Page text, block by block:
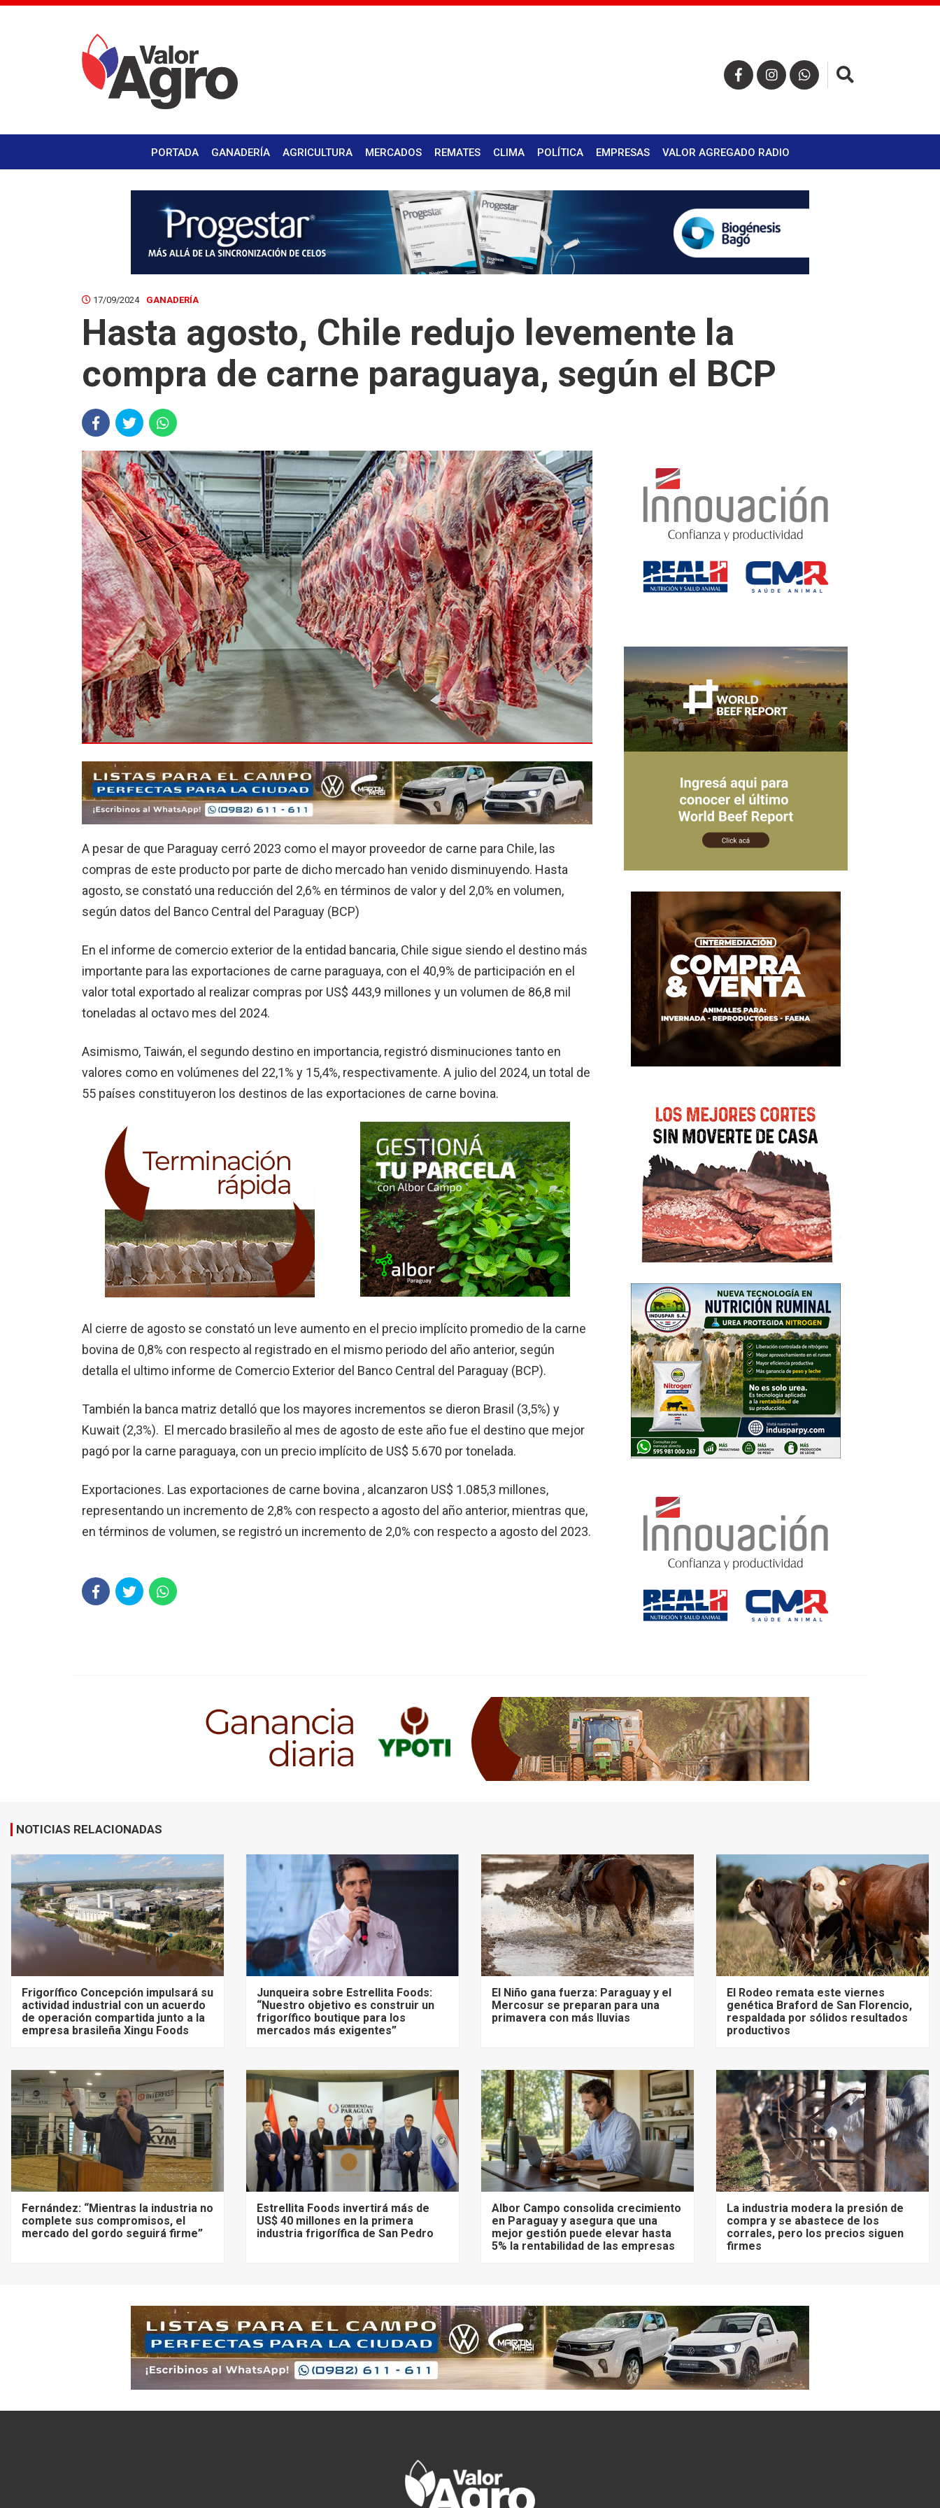
PORTADA GANADERÍA AGRICULTURA MERCADOS REMATES CLIMA POLÍTICA EMPRESAS VALOR AGREGADO RADIO
17/09/2024 GANADERÍA
Hasta agosto, Chile redujo levemente la
compra de carne paraguaya, según el BCP
A pesar de que Paraguay cerró 2023 como el mayor proveedor de carne para Chile, las
compras de este producto por parte de dicho mercado han venido disminuyendo. Hasta
agosto, se constató una reducción del 2,6% en términos de valor y del 2,0% en volumen,
según datos del Banco Central del Paraguay (BCP)
En el informe de comercio exterior de la entidad bancaria, Chile sigue siendo el destino más
importante para las exportaciones de carne paraguaya, con el 40,9% de participación en el
valor total exportado al realizar compras por US$ 443,9 millones y un volumen de 86,8 mil
toneladas al octavo mes del 2024.
Asimismo, Taiwán, el segundo destino en importancia, registró disminuciones tanto en
valores como en volúmenes del 22,1% y 15,4%, respectivamente. A julio del 2024, un total de
55 países constituyeron los destinos de las exportaciones de carne bovina.
Al cierre de agosto se constató un leve aumento en el precio implícito promedio de la carne
bovina de 0,8% con respecto al registrado en el mismo periodo del año anterior, según
detalla el ultimo informe de Comercio Exterior del Banco Central del Paraguay (BCP).
También la banca matriz detalló que los mayores incrementos se dieron Brasil (3,5%) y
Kuwait (2,3%). El mercado brasileño al mes de agosto de este año fue el destino que mejor
pagó por la carne paraguaya, con un precio implícito de US$ 5.670 por tonelada.
Exportaciones. Las exportaciones de carne bovina , alcanzaron US$ 1.085,3 millones,
representando un incremento de 2,8% con respecto a agosto del año anterior, mientras que,
en términos de volumen, se registró un incremento de 2,0% con respecto a agosto del 2023.
NOTICIAS RELACIONADAS
Frigorífico Concepción impulsará su
actividad industrial con un acuerdo
de operación compartida junto a la
empresa brasileña Xingu Foods
Junqueira sobre Estrellita Foods:
“Nuestro objetivo es construir un
frigorífico boutique para los
mercados más exigentes”
El Niño gana fuerza: Paraguay y el
Mercosur se preparan para una
primavera con más lluvias
El Rodeo remata este viernes
genética Braford de San Florencio,
respaldada por sólidos resultados
productivos
Fernández: “Mientras la industria no
complete sus compromisos, el
mercado del gordo seguirá firme”
Estrellita Foods invertirá más de
US$ 40 millones en la primera
industria frigorífica de San Pedro
Albor Campo consolida crecimiento
en Paraguay y asegura que una
mejor gestión puede elevar hasta
5% la rentabilidad de las empresas
La industria modera la presión de
compra y se abastece de los
corrales, pero los precios siguen
firmes